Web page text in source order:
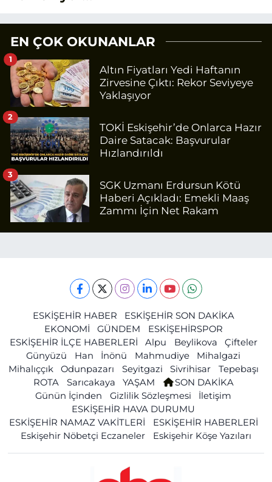
EN ÇOK OKUNANLAR
Altın Fiyatları Yedi Haftanın
Zirvesine Çıktı: Rekor Seviyeye
Yaklaşıyor
1
TOKİ Eskişehir’de Onlarca Hazır
Daire Satacak: Başvurular
Hızlandırıldı
2
SGK Uzmanı Erdursun Kötü
Haberi Açıkladı: Emekli Maaş
Zammı İçin Net Rakam
3
ESKİŞEHİR HABER
ESKİŞEHİR SON DAKİKA
EKONOMİ
GÜNDEM
ESKİŞEHİRSPOR
ESKİŞEHİR İLÇE HABERLERİ
Alpu Beylikova
Çifteler
Günyüzü
Han İnönü Mahmudiye
Mihalgazi
Mihalıççık
Odunpazarı Seyitgazi Sivrihisar
Tepebaşı
ROTA
Sarıcakaya YAŞAM
SON DAKİKA
Günün İçinden
Gizlilik Sözleşmesi
İletişim
ESKİŞEHİR HAVA DURUMU
ESKİŞEHİR NAMAZ VAKİTLERİ
ESKİŞEHİR HABERLERİ
Eskişehir Nöbetçi Eczaneler
Eskişehir Köşe Yazıları